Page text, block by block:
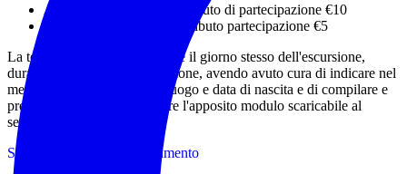
Adulti tessera €15 + contributo di partecipazione €10
Minori tessera €10 + contributo partecipazione €5
La tessera si potrà sottoscrivere il giorno stesso dell'escursione,
durata 365 gg dalla sottoscrizione, avendo avuto cura di indicare nel
messaggio whatsapp anche luogo e data di nascita e di compilare e
presentare all'accompagnatore l'apposito modulo scaricabile al
seguente link:
Scarica il modulo di tesseramento